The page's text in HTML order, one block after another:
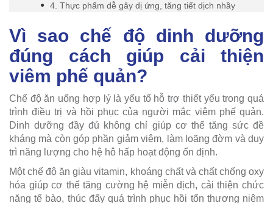
4. Thực phẩm dễ gây dị ứng, tăng tiết dịch nhầy
Vì sao chế độ dinh dưỡng
đúng cách giúp cải thiện
viêm phế quản?
Chế độ ăn uống hợp lý là yếu tố hỗ trợ thiết yếu trong quá
trình điều trị và hồi phục của người mắc viêm phế quản.
Dinh dưỡng đầy đủ không chỉ giúp cơ thể tăng sức đề
kháng mà còn góp phần giảm viêm, làm loãng đờm và duy
trì năng lượng cho hệ hô hấp hoạt động ổn định.
Một chế độ ăn giàu vitamin, khoáng chất và chất chống oxy
hóa giúp cơ thể tăng cường hệ miễn dịch, cải thiện chức
năng tế bào, thúc đẩy quá trình phục hồi tổn thương niêm